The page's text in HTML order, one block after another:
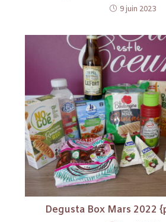
9 juin 2023
Degusta Box Mars 2022